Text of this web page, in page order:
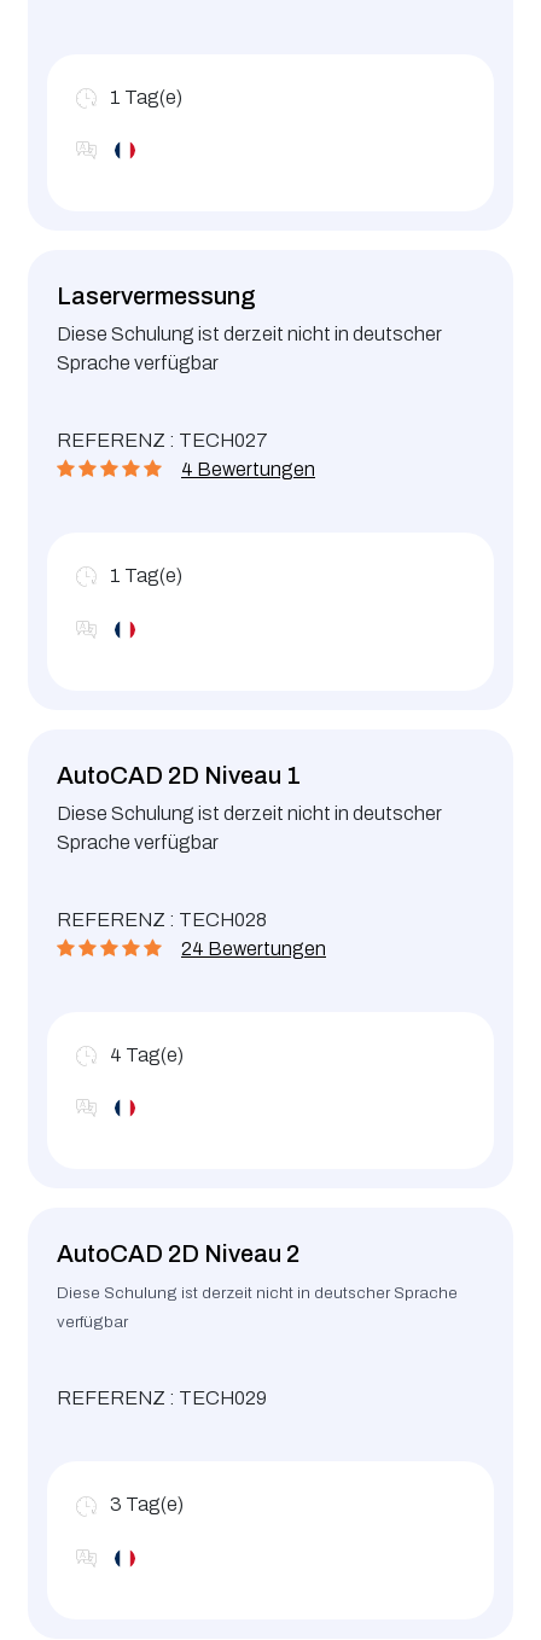
1 Tag(e)
Laservermessung
Diese Schulung ist derzeit nicht in deutscher
Sprache verfügbar
REFERENZ : TECH027
4 Bewertungen
1 Tag(e)
AutoCAD 2D Niveau 1
Diese Schulung ist derzeit nicht in deutscher
Sprache verfügbar
REFERENZ : TECH028
24 Bewertungen
4 Tag(e)
AutoCAD 2D Niveau 2
Diese Schulung ist derzeit nicht in deutscher Sprache
verfügbar
REFERENZ : TECH029
3 Tag(e)